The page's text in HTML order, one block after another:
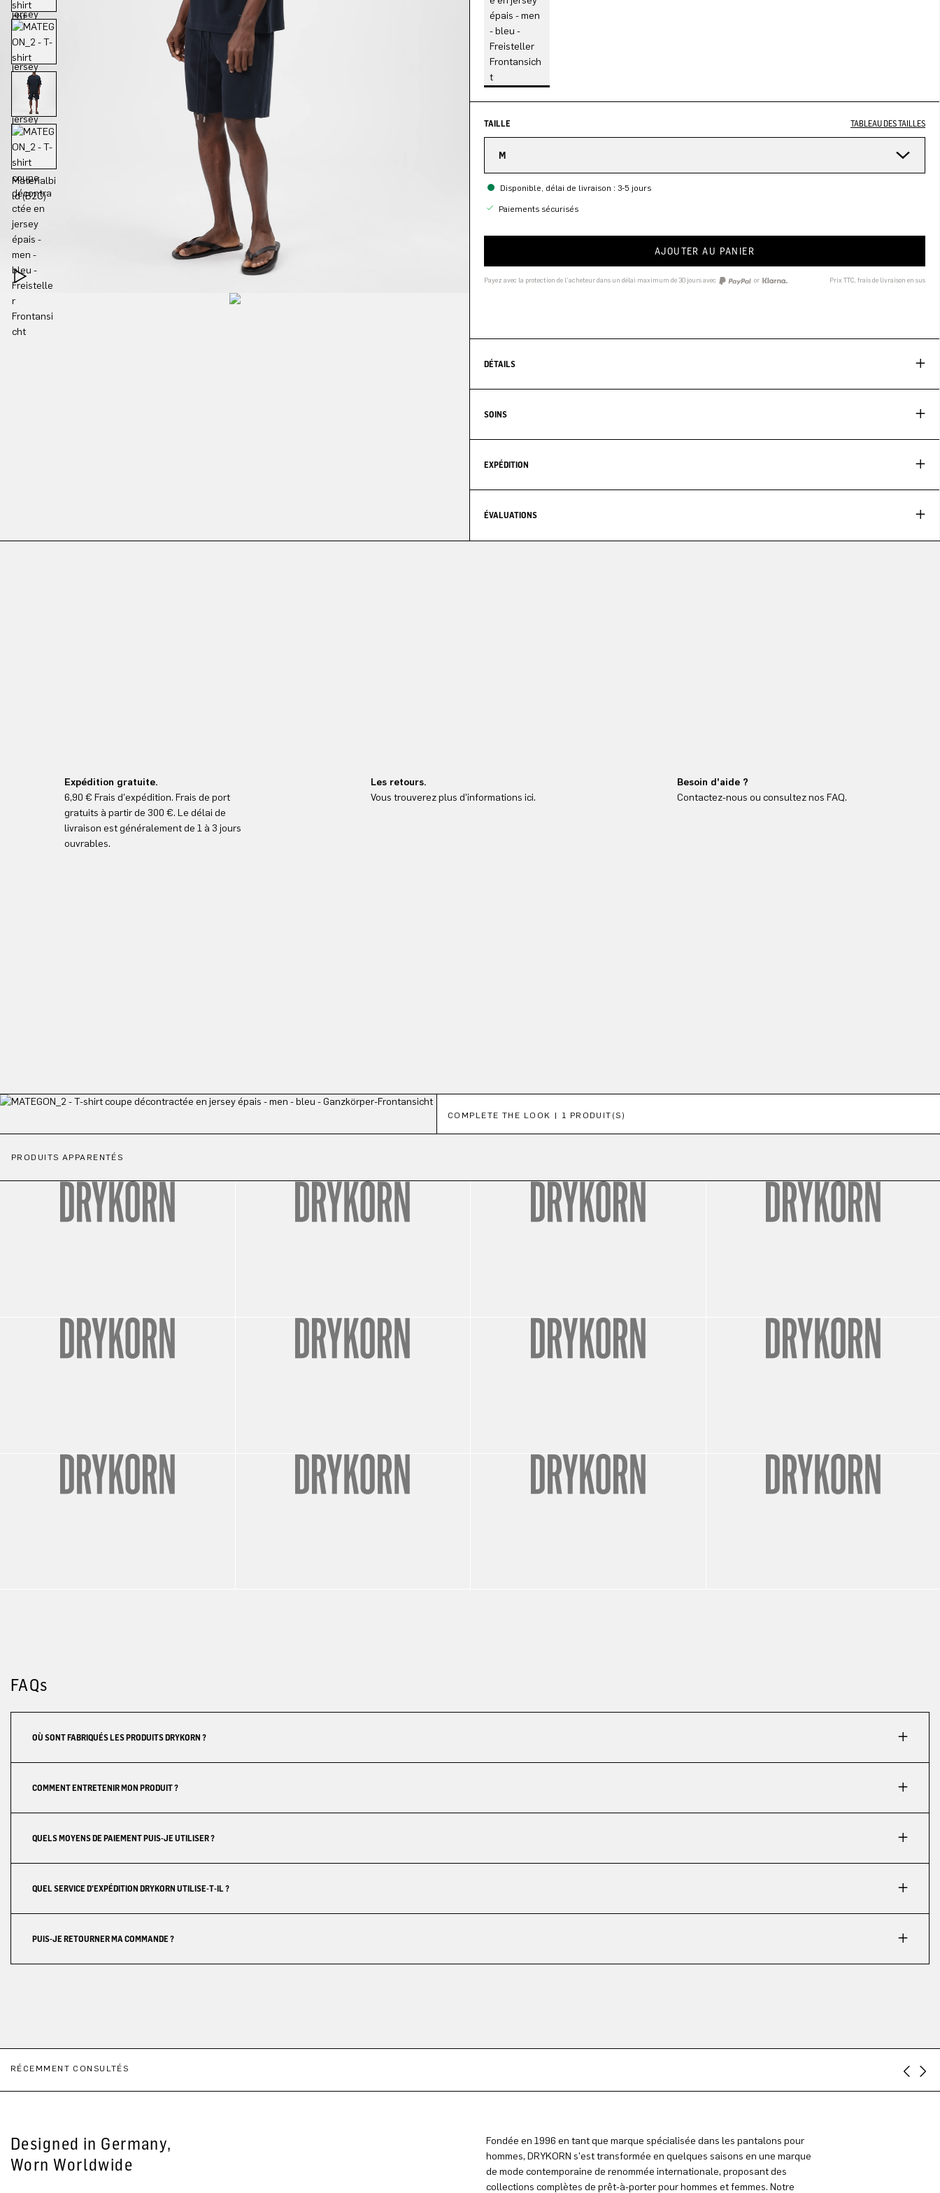
TAILLE TABLEAU DES TAILLES
M
Disponible, délai de livraison : 3-5 jours
Paiements sécurisés
AJOUTER AU PANIER
Payez avec la protection de l'acheteur dans un délai maximum de 30 jours avec or Prix TTC, frais de livraison en sus
DÉTAILS
SOINS
EXPÉDITION
ÉVALUATIONS
Expédition gratuite.
6,90 € Frais d'expédition. Frais de port
gratuits à partir de 300 €. Le délai de
livraison est généralement de 1 à 3 jours
ouvrables.
Les retours.
Vous trouverez plus d'informations ici.
Besoin d'aide ?
Contactez-nous ou consultez nos FAQ.
COMPLETE THE LOOK | 1 PRODUIT(S)
PRODUITS APPARENTÉS
FAQs
OÙ SONT FABRIQUÉS LES PRODUITS DRYKORN ?
COMMENT ENTRETENIR MON PRODUIT ?
QUELS MOYENS DE PAIEMENT PUIS-JE UTILISER ?
QUEL SERVICE D'EXPÉDITION DRYKORN UTILISE-T-IL ?
PUIS-JE RETOURNER MA COMMANDE ?
RÉCEMMENT CONSULTÉS
Designed in Germany,
Worn Worldwide
Fondée en 1996 en tant que marque spécialisée dans les pantalons pour
hommes, DRYKORN s'est transformée en quelques saisons en une marque
de mode contemporaine de renommée internationale, proposant des
collections complètes de prêt-à-porter pour hommes et femmes. Notre